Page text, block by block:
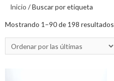
Inicio / Buscar por etiqueta
Mostrando 1–90 de 198 resultados